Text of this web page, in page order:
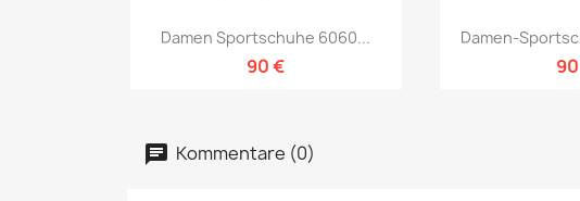
Vorschau
Damen Sportschuhe 6060...
90 €

Damen-
Kommentare (0)